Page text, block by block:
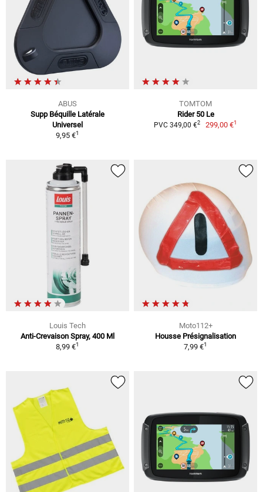
ABUS
Supp Béquille Latérale
Universel
9,95 €1
TOMTOM
Rider 50 Le
PVC 349,00 €2 299,00 €1
Louis Tech
Anti-Crevaison Spray, 400 Ml
8,99 €1
Moto112+
Housse Présignalisation
7,99 €1